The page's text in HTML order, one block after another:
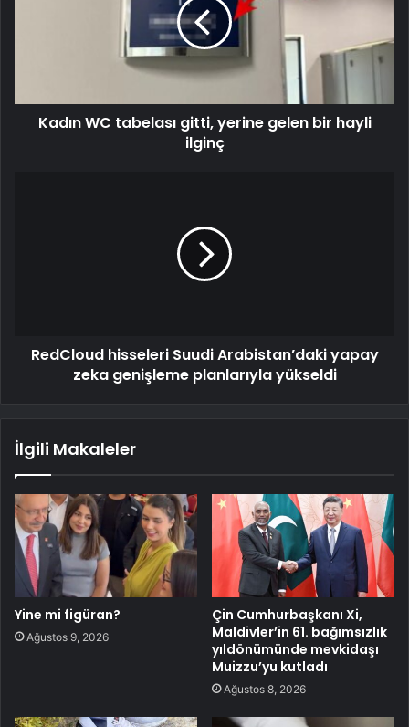
Kadın WC tabelası gitti, yerine gelen bir hayli
ilginç
RedCloud hisseleri Suudi Arabistan’daki yapay
zeka genişleme planlarıyla yükseldi
İlgili Makaleler
Yine mi figüran?
Ağustos 9, 2026
Çin Cumhurbaşkanı Xi,
Maldivler’in 61. bağımsızlık
yıldönümünde mevkidaşı
Muizzu’yu kutladı
Ağustos 8, 2026